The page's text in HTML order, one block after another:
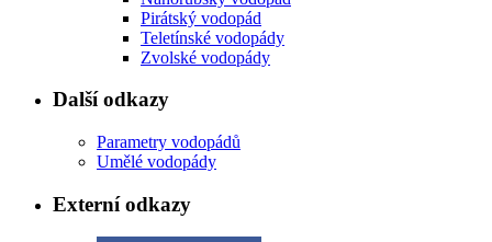
Pirátský vodopád
Teletínské vodopády
Zvolské vodopády
Další odkazy
Parametry vodopádů
Umělé vodopády
Externí odkazy